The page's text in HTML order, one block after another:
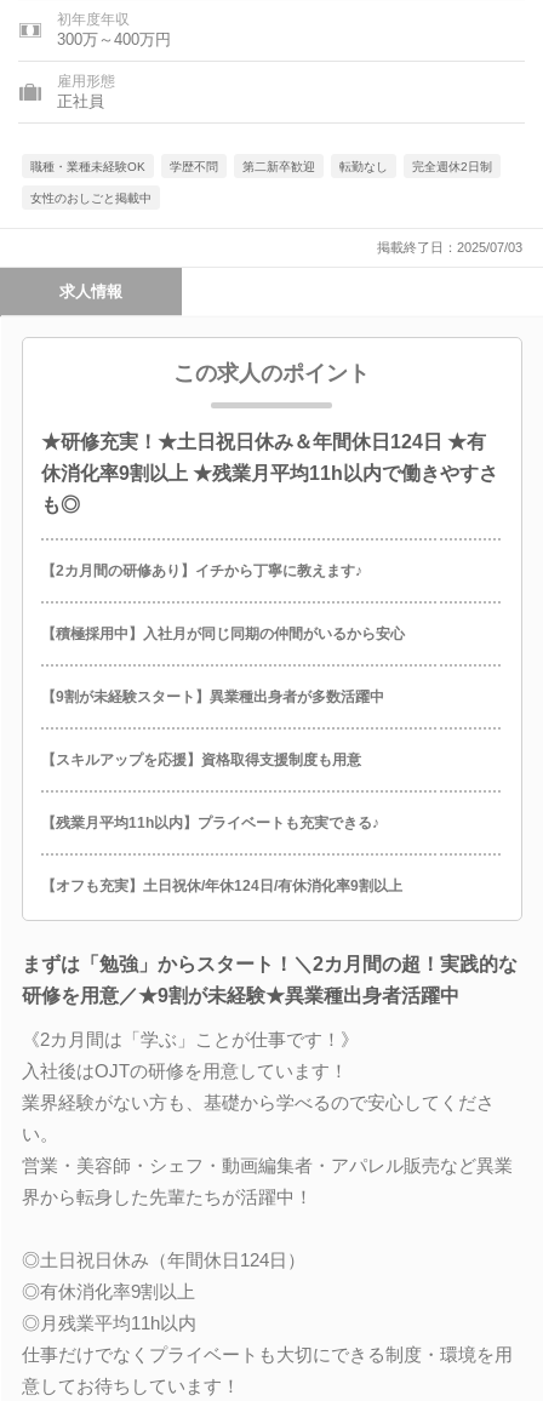
初年度年収
300万～400万円
雇用形態
正社員
職種・業種未経験OK 学歴不問 第二新卒歓迎 転勤なし 完全週休2日制
女性のおしごと掲載中
掲載終了日：2025/07/03
求人情報
この求人のポイント
★研修充実！★土日祝日休み＆年間休日124日 ★有
休消化率9割以上 ★残業月平均11h以内で働きやすさ
も◎
【2カ月間の研修あり】イチから丁寧に教えます♪
【積極採用中】入社月が同じ同期の仲間がいるから安心
【9割が未経験スタート】異業種出身者が多数活躍中
【スキルアップを応援】資格取得支援制度も用意
【残業月平均11h以内】プライベートも充実できる♪
【オフも充実】土日祝休/年休124日/有休消化率9割以上
まずは「勉強」からスタート！＼2カ月間の超！実践的な
研修を用意／★9割が未経験★異業種出身者活躍中
《2カ月間は「学ぶ」ことが仕事です！》
入社後はOJTの研修を用意しています！
業界経験がない方も、基礎から学べるので安心してくださ
い。
営業・美容師・シェフ・動画編集者・アパレル販売など異業
界から転身した先輩たちが活躍中！
◎土日祝日休み（年間休日124日）
◎有休消化率9割以上
◎月残業平均11h以内
仕事だけでなくプライベートも大切にできる制度・環境を用
意してお待ちしています！